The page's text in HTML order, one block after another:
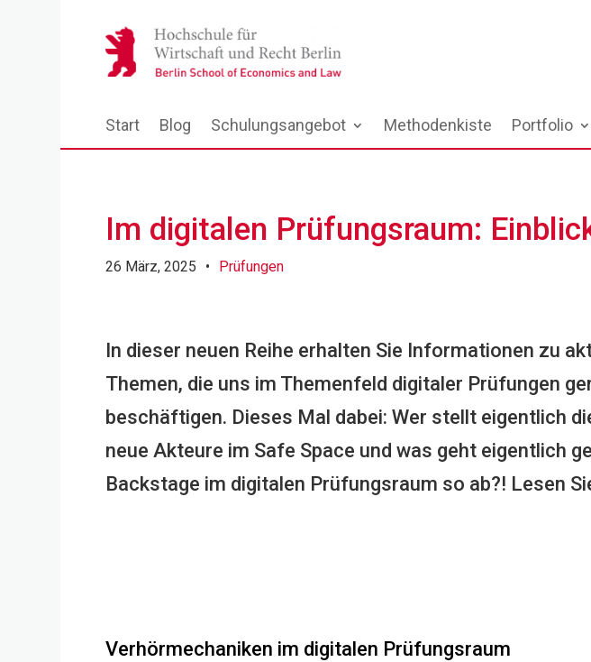
Start Blog Schulungsangebot Methodenkiste Portfolio
Im digitalen Prüfungsraum:
26 März, 2025 • Prüfungen
In dieser neuen Reihe erhalten Sie Informationen zu
Themen, die uns im Themenfeld digitaler Prüfungen
beschäftigen. Dieses Mal dabei: Wer stellt eigentlich
neue Akteure im Safe Space und was geht eigentlich
Backstage im digitalen Prüfungsraum so ab?! Lesen
Verhörmechaniken im digitalen Prüfungsraum